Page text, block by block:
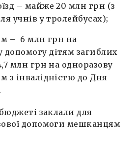
– майже 20 млн грн (з
учнів у тролейбусах);
– 6 млн грн на
дітям загиблих
млн грн на одноразову
з інвалідністю до Дня
заклали для
допомоги мешканцям